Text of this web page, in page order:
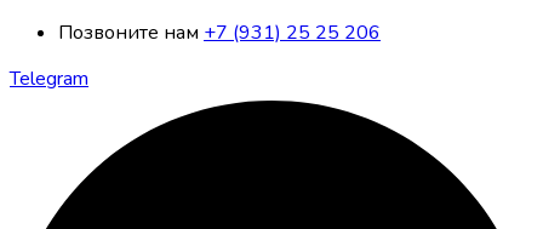
Позвоните нам +7 (931) 25 25 206
Telegram